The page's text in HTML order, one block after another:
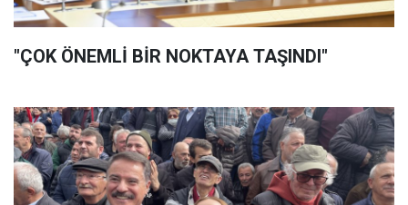
"ÇOK ÖNEMLİ BİR NOKTAYA TAŞINDI"